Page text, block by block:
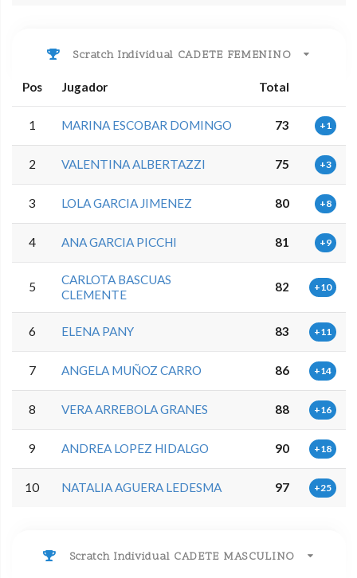
Scratch Individual CADETE FEMENINO
Pos Jugador Total
1 MARINA ESCOBAR DOMINGO 73 +1
2 VALENTINA ALBERTAZZI 75 +3
3 LOLA GARCIA JIMENEZ 80 +8
4 ANA GARCIA PICCHI 81 +9
5
CARLOTA BASCUAS
CLEMENTE
82 +10
6 ELENA PANY 83 +11
7 ANGELA MUÑOZ CARRO 86 +14
8 VERA ARREBOLA GRANES 88 +16
9 ANDREA LOPEZ HIDALGO 90 +18
10 NATALIA AGUERA LEDESMA 97 +25
Scratch Individual CADETE MASCULINO